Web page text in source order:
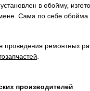
в обойму,
Сама по себе
проведения ремонтных
производителей